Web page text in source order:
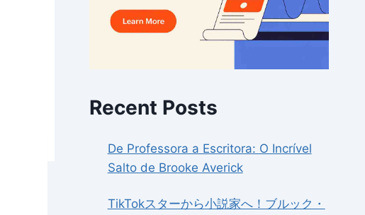
Recent Posts
De Professora a Escritora: O Incrível
Salto de Brooke Averick
TikTokスターから小説家へ！ブルック・